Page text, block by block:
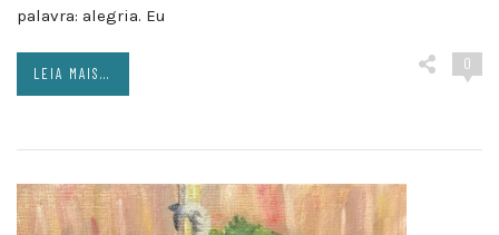
palavra: alegria. Eu
0
LEIA MAIS...